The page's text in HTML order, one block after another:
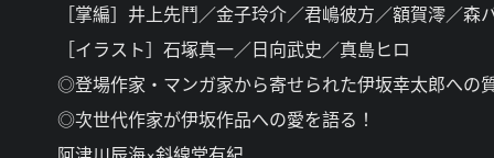
［掌編］井上先鬥／金子玲介／君嶋彼方／額賀澪／森
［イラスト］石塚真一／日向武史／真島ヒロ
◎登場作家・マンガ家から寄せられた伊坂幸太郎への
◎次世代作家が伊坂作品への愛を語る！